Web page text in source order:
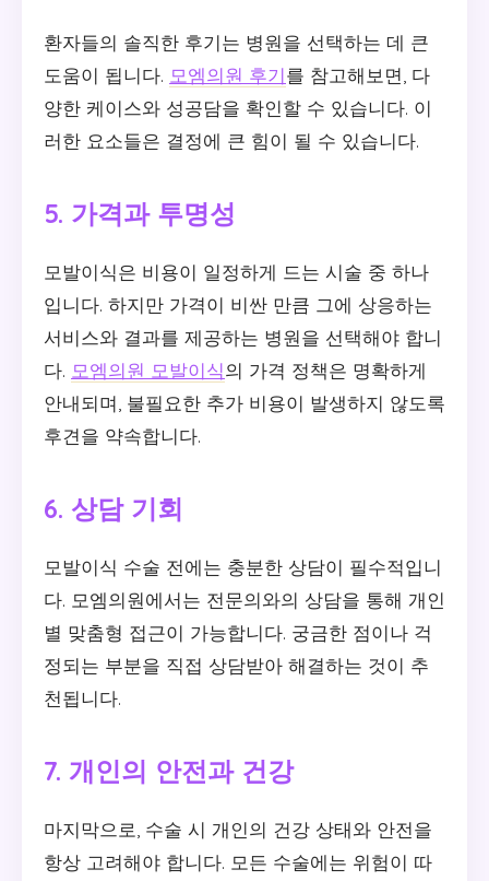
환자들의 솔직한 후기는 병원을 선택하는 데 큰
도움이 됩니다. 모엠의원 후기를 참고해보면, 다
양한 케이스와 성공담을 확인할 수 있습니다. 이
러한 요소들은 결정에 큰 힘이 될 수 있습니다.
5. 가격과 투명성
모발이식은 비용이 일정하게 드는 시술 중 하나
입니다. 하지만 가격이 비싼 만큼 그에 상응하는
서비스와 결과를 제공하는 병원을 선택해야 합니
다. 모엠의원 모발이식의 가격 정책은 명확하게
안내되며, 불필요한 추가 비용이 발생하지 않도록
후견을 약속합니다.
6. 상담 기회
모발이식 수술 전에는 충분한 상담이 필수적입니
다. 모엠의원에서는 전문의와의 상담을 통해 개인
별 맞춤형 접근이 가능합니다. 궁금한 점이나 걱
정되는 부분을 직접 상담받아 해결하는 것이 추
천됩니다.
7. 개인의 안전과 건강
마지막으로, 수술 시 개인의 건강 상태와 안전을
항상 고려해야 합니다. 모든 수술에는 위험이 따